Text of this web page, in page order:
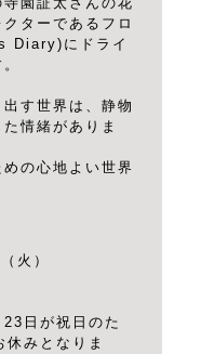
ターであるフロ
Diary)にドライ
す世界は、静物
情緒がありま
の心地よい世界
火）
日が祝日のた
みとなりま